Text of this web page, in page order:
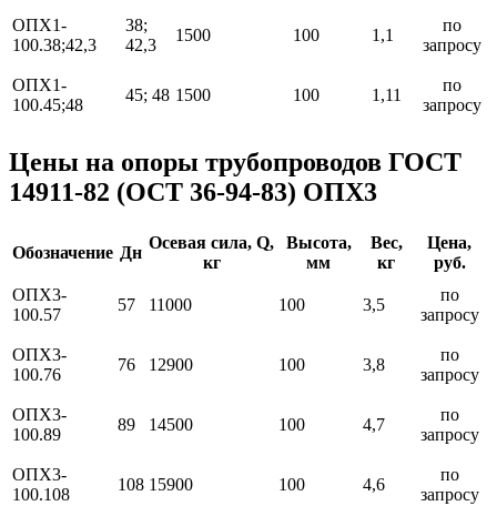
ОПХ1-
100.38;42,3
38;
42,3
1500 100 1,1
по
запросу
ОПХ1-
100.45;48
45; 48 1500 100 1,11
по
запросу
Цены на опоры трубопроводов ГОСТ
14911-82 (ОСТ 36-94-83) ОПХ3
Обозначение Дн
Осевая сила, Q,
кг
Высота,
мм
Вес,
кг
Цена,
руб.
ОПХ3-
100.57
57 11000 100 3,5
по
запросу
ОПХ3-
100.76
76 12900 100 3,8
по
запросу
ОПХ3-
100.89
89 14500 100 4,7
по
запросу
ОПХ3-
100.108
108 15900 100 4,6
по
запросу